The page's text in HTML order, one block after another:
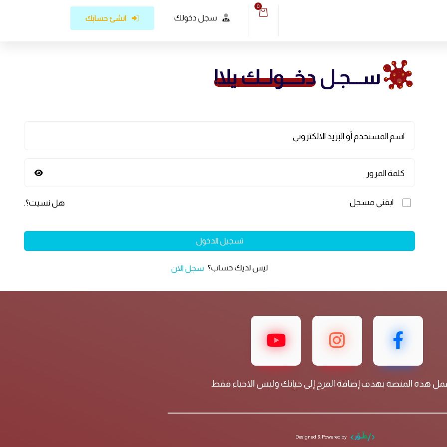
0
سجل دخولك انشئ حسابك
ســـجـلدخـــولــك يلا!
اسم المستخدم أو البريد الالكتروني
كلمة المرور
ابقني مسجل هل نسيت؟.
تسجيل الدخول
ليس لديك حساب؟ سجل الان
هذه المنصة بهدف إضافة المرح إلى حياتك وليس الاحياء فقط
Designed & Powered by